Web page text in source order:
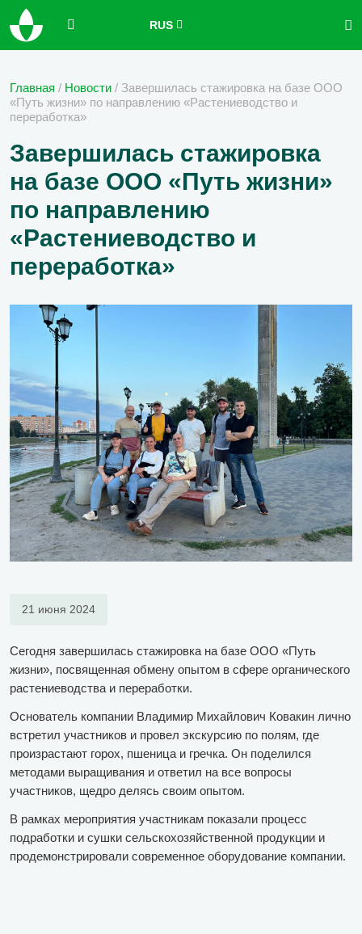
RUS
Главная / Новости / Завершилась стажировка на базе ООО
«Путь жизни» по направлению «Растениеводство и
переработка»
Завершилась стажировка
на базе ООО «Путь жизни»
по направлению
«Растениеводство и
переработка»
21 июня 2024
Сегодня завершилась стажировка на базе ООО «Путь
жизни», посвященная обмену опытом в сфере органического
растениеводства и переработки.
Основатель компании Владимир Михайлович Ковакин лично
встретил участников и провел экскурсию по полям, где
произрастают горох, пшеница и гречка. Он поделился
методами выращивания и ответил на все вопросы
участников, щедро делясь своим опытом.
В рамках мероприятия участникам показали процесс
подработки и сушки сельскохозяйственной продукции и
продемонстрировали современное оборудование компании.